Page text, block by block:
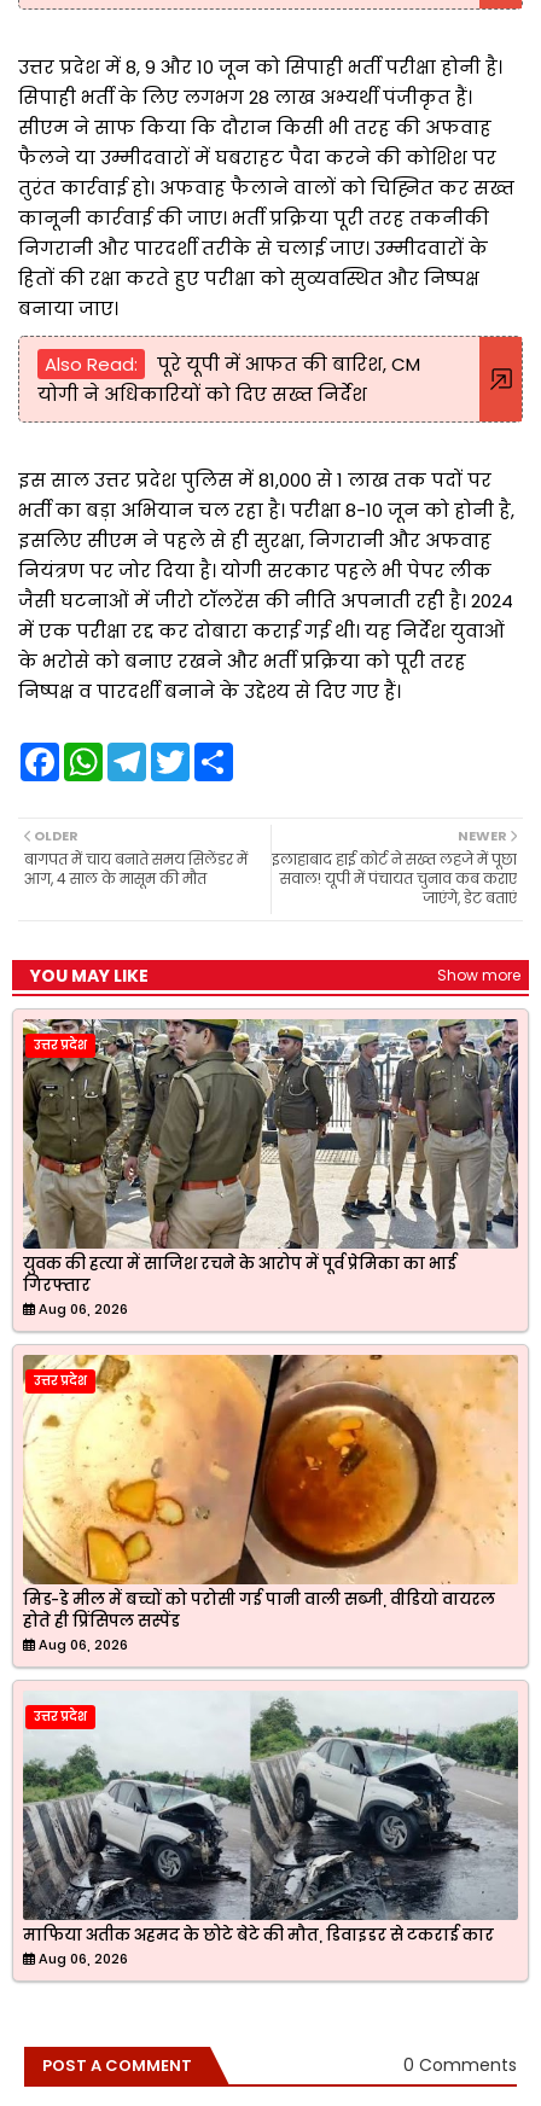
उत्तर प्रदेश में 8, 9 और 10 जून को सिपाही भर्ती परीक्षा होनी है।
सिपाही भर्ती के लिए लगभग 28 लाख अभ्यर्थी पंजीकृत हैं।
सीएम ने साफ किया कि दौरान किसी भी तरह की अफवाह
फैलने या उम्मीदवारों में घबराहट पैदा करने की कोशिश पर
तुरंत कार्रवाई हो। अफवाह फैलाने वालों को चिह्नित कर सख्त
कानूनी कार्रवाई की जाए। भर्ती प्रक्रिया पूरी तरह तकनीकी
निगरानी और पारदर्शी तरीके से चलाई जाए। उम्मीदवारों के
हितों की रक्षा करते हुए परीक्षा को सुव्यवस्थित और निष्पक्ष
बनाया जाए।
Also Read:
पूरे यूपी में आफत की बारिश, CM
योगी ने अधिकारियों को दिए सख्त निर्देश
इस साल उत्तर प्रदेश पुलिस में 81,000 से 1 लाख तक पदों पर
भर्ती का बड़ा अभियान चल रहा है। परीक्षा 8-10 जून को होनी है,
इसलिए सीएम ने पहले से ही सुरक्षा, निगरानी और अफवाह
नियंत्रण पर जोर दिया है। योगी सरकार पहले भी पेपर लीक
जैसी घटनाओं में जीरो टॉलरेंस की नीति अपनाती रही है। 2024
में एक परीक्षा रद्द कर दोबारा कराई गई थी। यह निर्देश युवाओं
के भरोसे को बनाए रखने और भर्ती प्रक्रिया को पूरी तरह
निष्पक्ष व पारदर्शी बनाने के उद्देश्य से दिए गए हैं।
F
a
b
o
o
k
W
A
p
p
T
e
r
a
m
T
w
e
r
NEWER
इलाहाबाद हाई कोर्ट ने सख्त लहजे में पूछा
सवाल! यूपी में पंचायत चुनाव कब कराए
जाएंगे, डेट बताएं
OLDER
बागपत में चाय बनाते समय सिलेंडर में
आग, 4 साल के मासूम की मौत
YOU MAY LIKE Show more
उत्तर प्रदेश
युवक की हत्या में साजिश रचने के आरोप में पूर्व प्रेमिका का भाई
गिरफ्तार
Aug 06, 2026
उत्तर प्रदेश
मिड-डे मील में बच्चों को परोसी गई पानी वाली सब्जी, वीडियो वायरल
होते ही प्रिंसिपल सस्पेंड
Aug 06, 2026
उत्तर प्रदेश
माफिया अतीक अहमद के छोटे बेटे की मौत, डिवाइडर से टकराई कार
Aug 06, 2026
POST A COMMENT 0 Comments